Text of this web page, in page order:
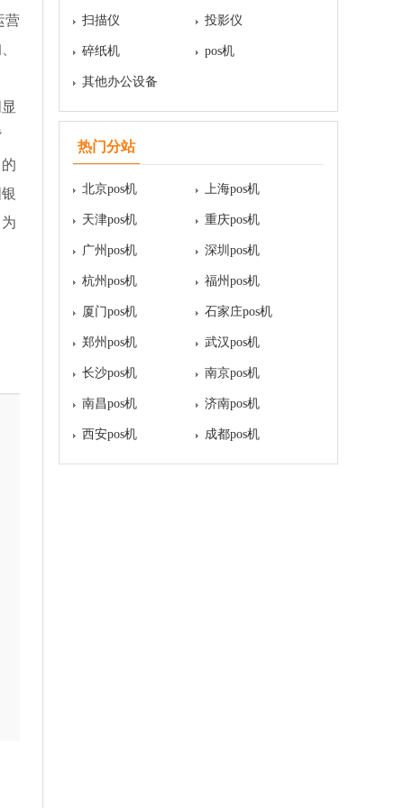
营
扫描仪 投影仪
碎纸机 pos机
其他办公设备
热门分站
北京pos机 上海pos机
天津pos机 重庆pos机
广州pos机 深圳pos机
杭州pos机 福州pos机
厦门pos机 石家庄pos机
郑州pos机 武汉pos机
长沙pos机 南京pos机
南昌pos机 济南pos机
西安pos机 成都pos机